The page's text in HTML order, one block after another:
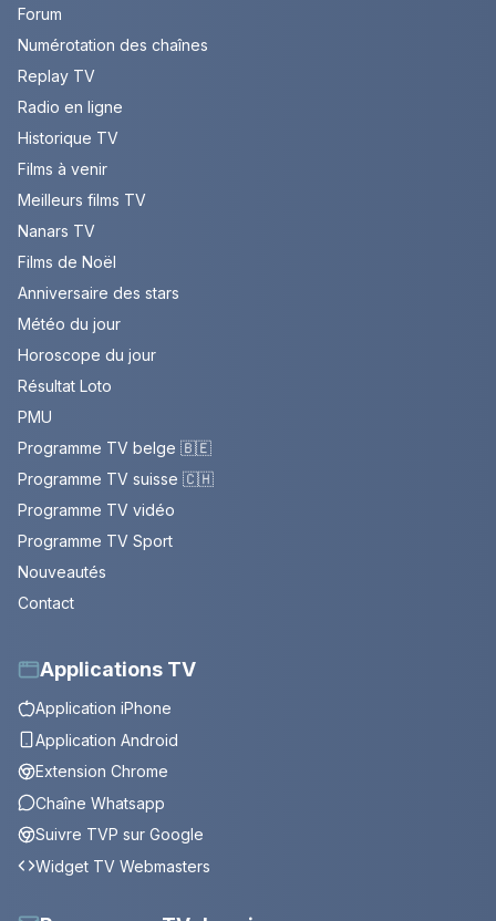
Forum
Numérotation des chaînes
Replay TV
Radio en ligne
Historique TV
Films à venir
Meilleurs films TV
Nanars TV
Films de Noël
Anniversaire des stars
Météo du jour
Horoscope du jour
Résultat Loto
PMU
Programme TV belge 🇧🇪
Programme TV suisse 🇨🇭
Programme TV vidéo
Programme TV Sport
Nouveautés
Contact
Applications TV
Application iPhone
Application Android
Extension Chrome
Chaîne Whatsapp
Suivre TVP sur Google
Widget TV Webmasters